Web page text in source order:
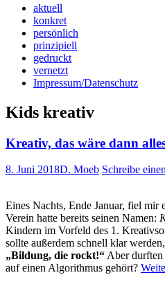
Zum
Inhalt
springen
aktuell
konkret
persönlich
prinzipiell
gedruckt
vernetzt
Impressum/Datenschutz
Kids kreativ
Kreativ, das wäre dann
8. Juni 2018D. Moeb Schreibe
Eines Nachts, Ende Januar, fiel mir
Verein hatte bereits seinen Namen:
Kindern im Vorfeld des 1.
sollte außerdem schnell klar
„Bildung, die rockt!“ Aber
auf einen Algorithmus gehört?